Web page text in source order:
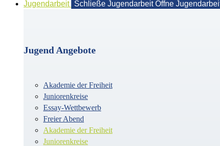
Jugendarbeit Schließe Jugendarbeit Öffne
Jugend Angebote
Akademie der Freiheit
Juniorenkreise
Essay-Wettbewerb
Freier Abend
Akademie der Freiheit
Juniorenkreise